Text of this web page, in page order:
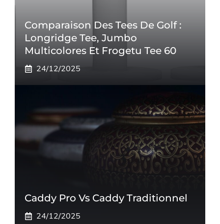
Comparaison Des Tees De Golf :
Longridge Tee, Jumbo
Multicolores Et Frogetu Tee 60
24/12/2025
Caddy Pro Vs Caddy Traditionnel
24/12/2025